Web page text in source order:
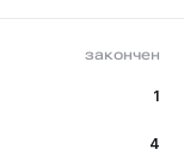
закончен
1
4